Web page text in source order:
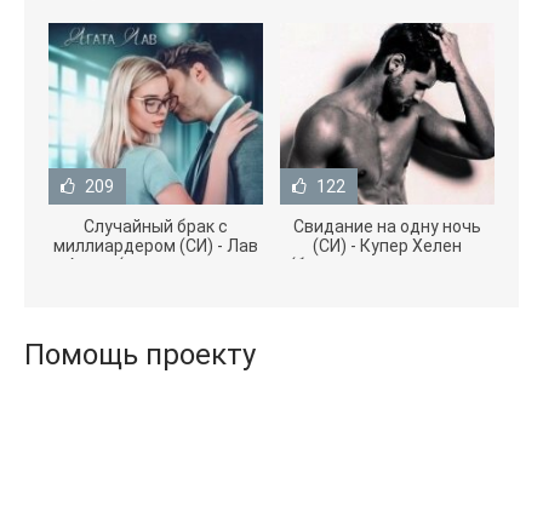
209
Случайный брак с
миллиардером (СИ) - Лав
Агата (полная версия
122
Свидание на одну ночь
(СИ) - Купер Хелен
(бесплатные серии книг
Помощь проекту